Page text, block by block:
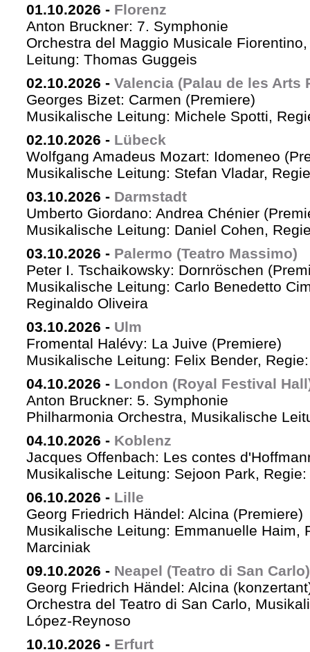
01.10.2026 - Florenz
Anton Bruckner: 7. Symphonie
Orchestra del Maggio Musicale
Leitung: Thomas Guggeis
02.10.2026 - Valencia (Palau de les Arts
Georges Bizet: Carmen (Premiere)
Musikalische Leitung: Michele Spotti,
02.10.2026 - Lübeck
Wolfgang Amadeus Mozart: Idomeneo
Musikalische Leitung: Stefan Vladar,
03.10.2026 - Darmstadt
Umberto Giordano: Andrea Chénier
Musikalische Leitung: Daniel Cohen,
03.10.2026 - Palermo (Teatro Massimo)
Peter I. Tschaikowsky: Dornröschen
Musikalische Leitung: Carlo Benedetto
Reginaldo Oliveira
03.10.2026 - Ulm
Fromental Halévy: La Juive (Premiere)
Musikalische Leitung: Felix Bender,
04.10.2026 - London (Royal Festival
Anton Bruckner: 5. Symphonie
Philharmonia Orchestra, Musikalische
04.10.2026 - Koblenz
Jacques Offenbach: Les contes
Musikalische Leitung: Sejoon Park,
06.10.2026 - Lille
Georg Friedrich Händel: Alcina (Premiere)
Musikalische Leitung: Emmanuelle Haim,
Marciniak
09.10.2026 - Neapel (Teatro di San Carlo)
Georg Friedrich Händel: Alcina
Orchestra del Teatro di San Carlo,
López-Reynoso
10.10.2026 - Erfurt